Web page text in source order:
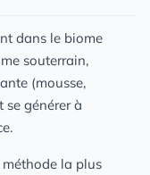
dans le biome
souterrain,
(mousse,
se générer à
la plus